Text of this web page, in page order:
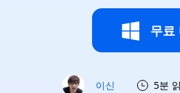
무료
이신 5분